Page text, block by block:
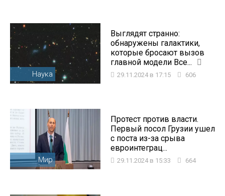
Наука
Выглядят странно:
обнаружены галактики,
которые бросают вызов
главной модели Все...
29.11.2024 в 17:15 606
Мир
Протест против власти.
Первый посол Грузии ушел
с поста из-за срыва
евроинтеграц...
29.11.2024 в 15:33 664